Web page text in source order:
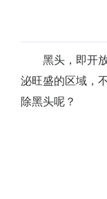
黑头，即开放
泌旺盛的区域，
除黑头呢？